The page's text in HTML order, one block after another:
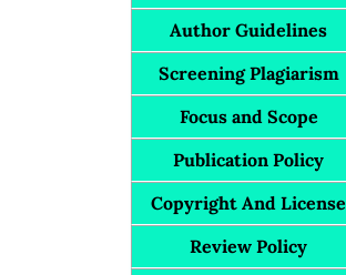
Author Guidelines
Screening Plagiarism
Focus and Scope
Publication Policy
Copyright And License
Review Policy